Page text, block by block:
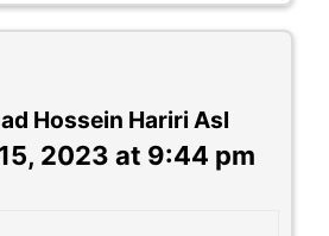
Hossein Hariri Asl
2023 at 9:44 pm